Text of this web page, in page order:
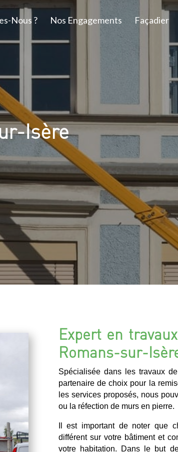
Nous ? Nos Engagements Façadier
Isère
Expert en
Romans-sur-
Spécialisée dans les travaux
partenaire de choix pour la
les services proposés, nous
ou la réfection de murs en pierre.
Il est important de noter que
différent sur votre bâtiment et
votre habitation. Dans le but